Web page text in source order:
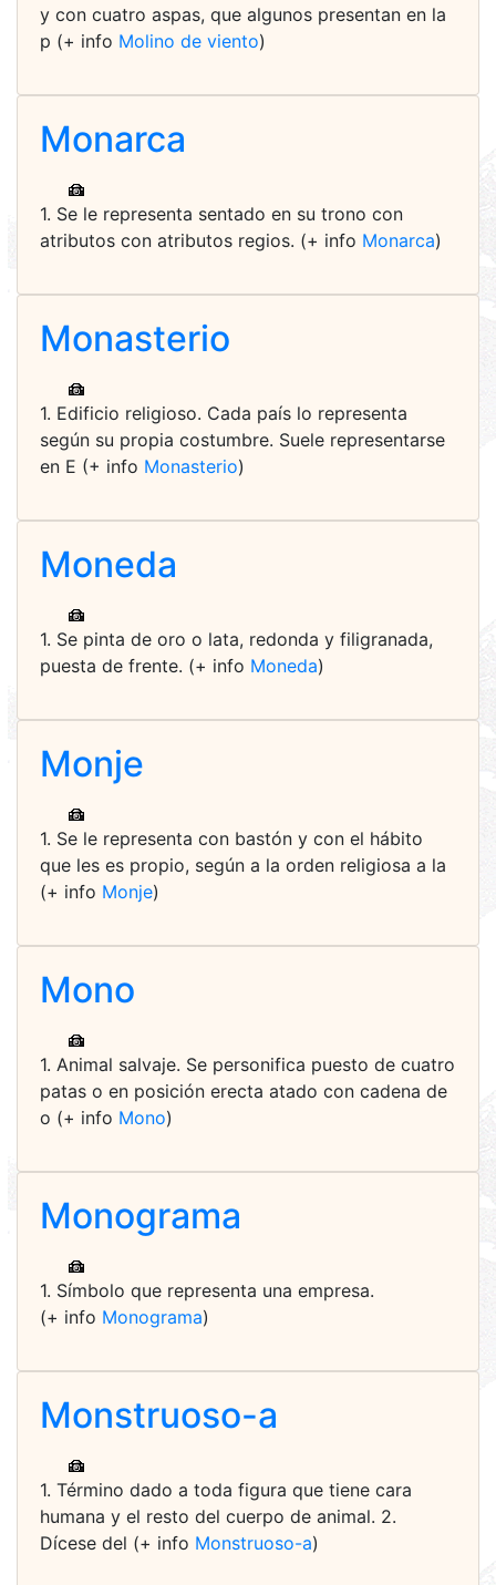
y con cuatro aspas, que algunos presentan en la
p (+ info Molino de viento)
Monarca
1. Se le representa sentado en su trono con
atributos con atributos regios. (+ info Monarca)
Monasterio
1. Edificio religioso. Cada país lo representa
según su propia costumbre. Suele representarse
en E (+ info Monasterio)
Moneda
1. Se pinta de oro o lata, redonda y filigranada,
puesta de frente. (+ info Moneda)
Monje
1. Se le representa con bastón y con el hábito
que les es propio, según a la orden religiosa a la
(+ info Monje)
Mono
1. Animal salvaje. Se personifica puesto de cuatro
patas o en posición erecta atado con cadena de
o (+ info Mono)
Monograma
1. Símbolo que representa una empresa.
(+ info Monograma)
Monstruoso-a
1. Término dado a toda figura que tiene cara
humana y el resto del cuerpo de animal. 2.
Dícese del (+ info Monstruoso-a)